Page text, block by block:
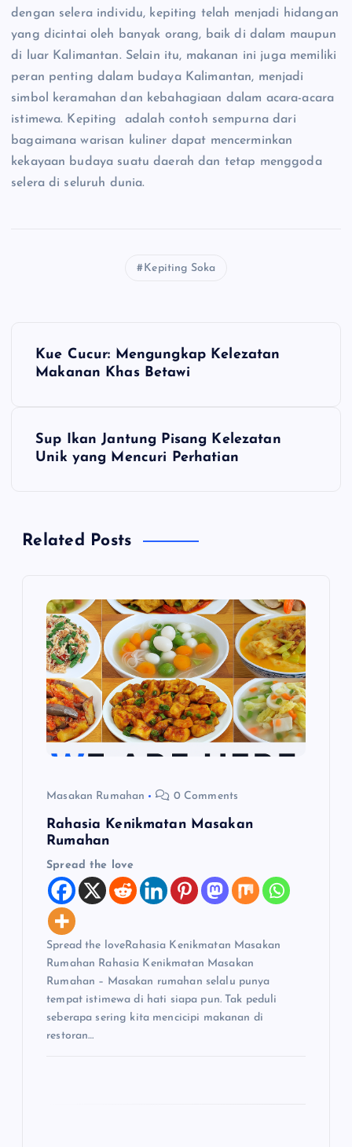
dengan selera individu, kepiting telah menjadi hidangan
yang dicintai oleh banyak orang, baik di dalam maupun
di luar Kalimantan. Selain itu, makanan ini juga memiliki
peran penting dalam budaya Kalimantan, menjadi
simbol keramahan dan kebahagiaan dalam acara-acara
istimewa. Kepiting adalah contoh sempurna dari
bagaimana warisan kuliner dapat mencerminkan
kekayaan budaya suatu daerah dan tetap menggoda
selera di seluruh dunia.
Kepiting Soka
N
a
Kue Cucur: Mengungkap Kelezatan
Makanan Khas Betawi
Sup Ikan Jantung Pisang Kelezatan
Unik yang Mencuri Perhatian
Related Posts
Masakan Rumahan 0 Comments
Rahasia Kenikmatan Masakan
Rumahan
Spread the love
Spread the loveRahasia Kenikmatan Masakan
Rumahan Rahasia Kenikmatan Masakan
Rumahan – Masakan rumahan selalu punya
tempat istimewa di hati siapa pun. Tak peduli
seberapa sering kita mencicipi makanan di
restoran…